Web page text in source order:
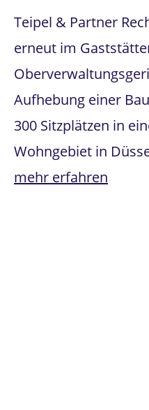
Teipel & Partner
erneut im
Aufhebung einer
300 Sitzplätzen in
Wohngebiet in
mehr erfahren